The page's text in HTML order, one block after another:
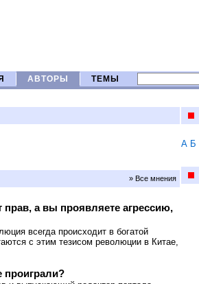
АВТОРЫ ТЕМЫ
» Все мнения
а вы проявляете агрессию,
всегда происходит в богатой
с этим тезисом революции в Китае,
проиграли?
А Б